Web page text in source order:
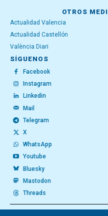
OTROS
Actualidad Valencia
Actualidad Castellón
València Diari
SÍGUENOS
Facebook
Instagram
Linkedin
Mail
Telegram
X
WhatsApp
Youtube
Bluesky
Mastodon
Threads